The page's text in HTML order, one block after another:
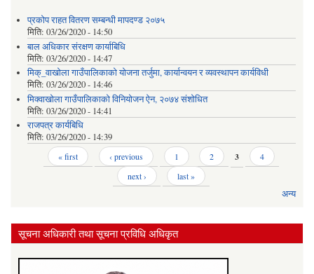
प्रकोप राहत वितरण सम्बन्धी मापदण्ड २०७५
मिति: 03/26/2020 - 14:50
बाल अधिकार संरक्षण कार्याबिधि
मिति: 03/26/2020 - 14:47
मिक्_वाखोला गाउँपालिकाको योजना तर्जुमा, कार्यान्वयन र व्यवस्थापन कार्यविधी
मिति: 03/26/2020 - 14:46
मिक्वाखोला गाउँपालिकाको विनियोजन ऐन, २०७४ संशोधित
मिति: 03/26/2020 - 14:41
राजपत्र कार्यबिधि
मिति: 03/26/2020 - 14:39
« first ‹ previous 1 2 3
4
next ›
last »
अन्य
सूचना अधिकारी तथा सूचना प्रविधि अधिकृत